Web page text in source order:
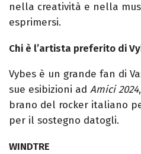
nella creatività e nella
esprimersi.
Chi è l’artista preferito di
Vybes è un grande fan di
sue esibizioni ad Amici 2024
brano del rocker italiano
per il sostegno datogli.
WINDTRE